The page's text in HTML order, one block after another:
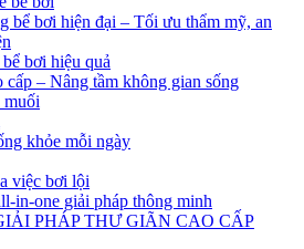
bể bơi hiện đại – Tối ưu thẩm mỹ, an
bơi hiệu quả
cấp – Nâng tầm không gian sống
muối
khỏe mỗi ngày
việc bơi lội
in-one giải pháp thông minh
PHÁP THƯ GIÃN CAO CẤP